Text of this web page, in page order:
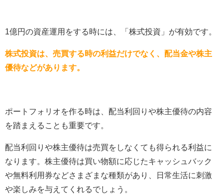
1億円の資産運用をする時には、「株式投資」が有効です。
株式投資は、売買する時の利益だけでなく、配当金や株主
優待などがあります。
ポートフォリオを作る時は、配当利回りや株主優待の内容
を踏まえることも重要です。
配当利回りや株主優待は売買をしなくても得られる利益に
なります。株主優待は買い物額に応じたキャッシュバック
や無料利用券などさまざまな種類があり、日常生活に刺激
や楽しみを与えてくれるでしょう。